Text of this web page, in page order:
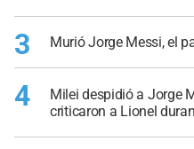
3 Murió Jorge Messi, el
4
Milei despidió a Jorge
criticaron a Lionel